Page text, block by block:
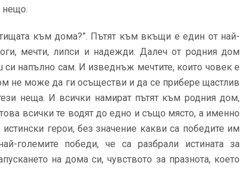
нещо.
към дома?”. Пътят към вкъщи е един от най-
мечти, липси и надежди. Далеч от родния дом
напълно сам. И изведнъж мечтите, които човек е
не може да ги осъществи и да се прибере щастлив
неща. И всички намират пътят към родния дом,
всички те водят до едно и също място, а именно
герои, без значение какви са победите им
големите победи, че са разбрали истината за
на дома си, чувството за празнота, което